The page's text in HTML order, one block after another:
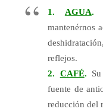
1. AGUA.
mantenérnos
reflejos.
2. CAFÉ.
fuente de
reducción del